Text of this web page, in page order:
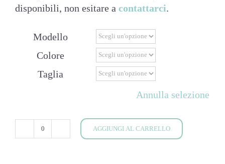
disponibili, non esitare a contattarci.
Modello
Colore
Taglia
Annulla selezione
Maglietta
AGGIUNGI AL CARRELLO